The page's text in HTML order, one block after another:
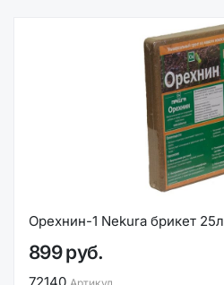
Орехнин-1 Nekura брикет 25л
899 руб.